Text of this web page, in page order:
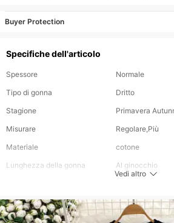
grasse all'estero Vestiti
Buyer Protection
Specifiche dell'articolo
Spessore
Normale
Tipo di gonna
Dritto
Stagione
Primavera
Misurare
Regolare,Più
Materiale
cotone
Lunghezza della gonna
Al ginocchio
Colore
Come immagine
Vedi altro